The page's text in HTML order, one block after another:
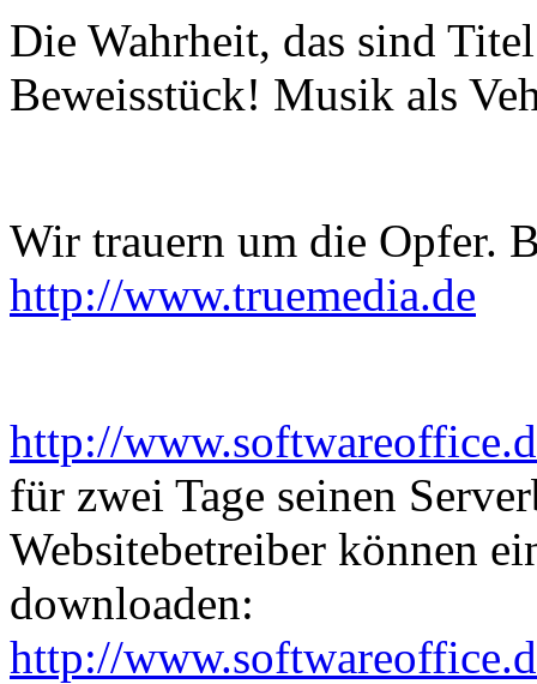
Die Wahrheit, das sind
Beweisstück! Musik als
Wir trauern um die Opfer.
http://www.truemedia.de
http://
für zwei Tage seinen
Websitebetreiber können
downloaden:
http://